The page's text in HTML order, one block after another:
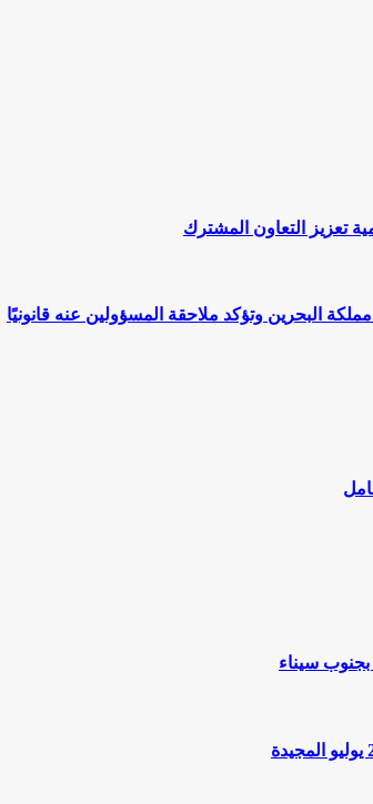
تعزيز التعاون المشترك
البحرين وتؤكد ملاحقة المسؤولين عنه قانونيًا
سيناء